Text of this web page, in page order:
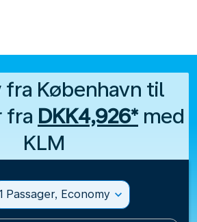
København til
fra DKK4,926*med
KLM
1 Passager, Economy expand_more